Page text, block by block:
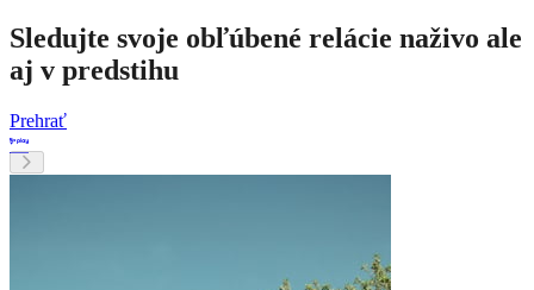
Sledujte svoje obľúbené relácie naživo ale
aj v predstihu
Prehrať